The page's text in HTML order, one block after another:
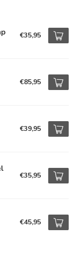
€35,95
€85,95
€39,95
€35,95
€45,95